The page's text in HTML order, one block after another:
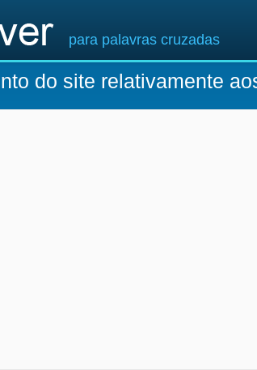
para palavras cruzadas
do site relativamente